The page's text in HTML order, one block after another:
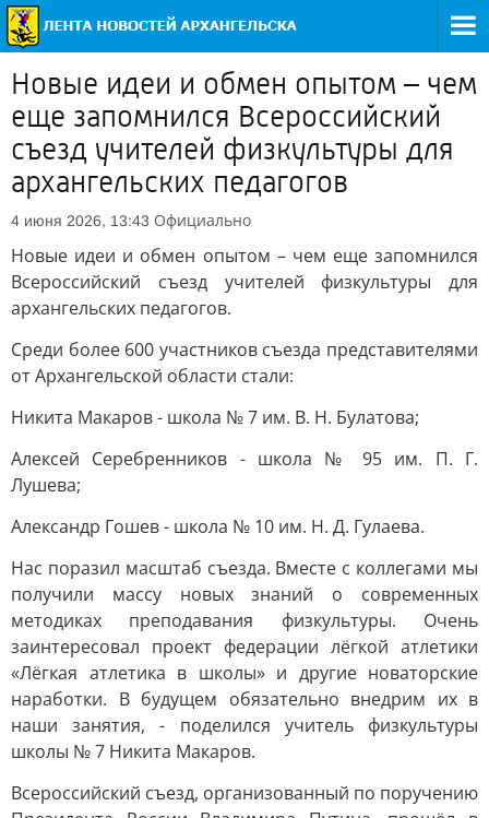
Новые идеи и обмен опытом – чем
еще запомнился Всероссийский
съезд учителей физкультуры для
архангельских педагогов
4 июня 2026, 13:43 Официально
Новые идеи и обмен опытом – чем еще запомнился
Всероссийский съезд учителей физкультуры для
архангельских педагогов.
Среди более 600 участников съезда представителями
от Архангельской области стали:
Никита Макаров - школа № 7 им. В. Н. Булатова;
Алексей Серебренников - школа № 95 им. П. Г.
Лушева;
Александр Гошев - школа № 10 им. Н. Д. Гулаева.
Нас поразил масштаб съезда. Вместе с коллегами мы
получили массу новых знаний о современных
методиках преподавания физкультуры. Очень
заинтересовал проект федерации лёгкой атлетики
«Лёгкая атлетика в школы» и другие новаторские
наработки. В будущем обязательно внедрим их в
наши занятия, - поделился учитель физкультуры
школы № 7 Никита Макаров.
Всероссийский съезд, организованный по поручению